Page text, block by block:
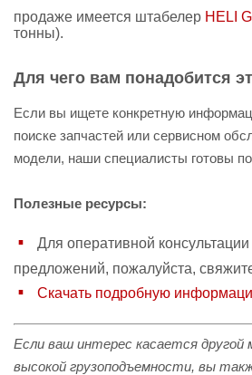
продаже имеется штабелер HELI
тонны).
Для чего вам понадобится
Если вы ищете конкретную
поиске запчастей или сервисном
модели, наши специалисты готовы
Полезные ресурсы:
Для оперативной
предложений, пожалуйста,
Скачать подробную
Если ваш интерес касается другой
высокой грузоподъемности, вы